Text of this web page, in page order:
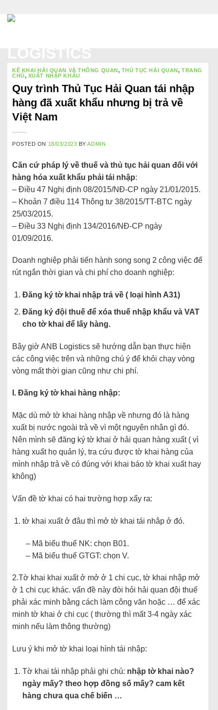
KÊ KHAI HẢI QUAN VÀ THÔNG QUAN, THỦ TỤC HẢI QUAN,TRANG
CHỦ, XUẤT NHẬP KHẨU
Quy trình Thủ Tục Hải Quan tái nhập
hàng đã xuất khẩu nhưng bị trả về
Việt Nam
POSTED ON 18/03/2023 BYADMIN
Căn cứ pháp lý về thuế và thủ tục hải quan đối với
hàng hóa xuất khẩu phải tái nhập:
– Điều 47 Nghị định 08/2015/NĐ-CP ngày 21/01/2015.
– Khoản 7 điều 114 Thông tư 38/2015/TT-BTC ngày
25/03/2015.
– Điều 33 Nghị định 134/2016/NĐ-CP ngày
01/09/2016.
Doanh nghiệp phải tiến hành song song 2 công việc để
rút ngắn thời gian và chi phí cho doanh nghiệp:
Đăng ký tờ khai nhập trả về ( loại hình A31)
Đăng ký đội thuế để xóa thuế nhập khẩu và VAT
cho tờ khai để lấy hàng.
Bây giờ ANB Logistics sẽ hướng dẫn bạn thực hiện
các công việc trên và những chú ý để khỏi chạy vòng
vòng mất thời gian cũng như chi phí.
I. Đăng ký tờ khai hàng nhập:
Mặc dù mở tờ khai hàng nhập về nhưng đó là hàng
xuất bị nước ngoài trả về vì một nguyên nhân gì đó.
Nên mình sẽ đăng ký tờ khai ở hải quan hàng xuất ( vì
hàng xuất họ quản lý, tra cứu được tờ khai hàng của
mình nhập trả về có đúng với khai báo tờ khai xuất hay
không)
Vấn đề tờ khai có hai trường hợp xẩy ra:
tờ khai xuất ở đâu thì mở tờ khai tái nhâp ở đó.
– Mã biểu thuế NK: chọn B01.
– Mã biểu thuế GTGT: chọn V.
2.Tờ khai khai xuất ở mở ở 1 chi cục, tờ khai nhập mở
ở 1 chi cục khác. vấn đề này đòi hỏi hải quan đội thuế
phải xác minh bằng cách làm công văn hoặc … để xác
minh tờ khai ở chi cục ( thường thì mất 3-4 ngày xác
minh nếu làm thông thường)
Lưu ý khi mở tờ khai loại hình tái nhập:
Tờ khai tái nhập phải ghi chú: nhập tờ khai nào?
ngày mấy? theo hợp đồng số mấy? cam kết
hàng chưa qua chế biến …